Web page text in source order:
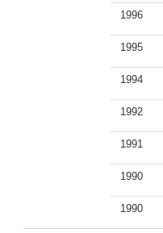
1996
1995
1994
1992
1991
1990
1990